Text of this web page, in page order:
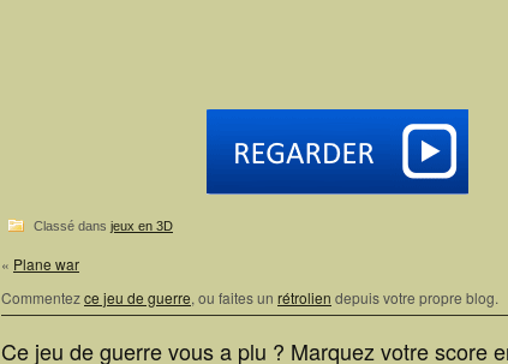
Classé dans jeux en 3D
« Plane war
Commentezce jeu de guerre, ou faites un rétrolien depuis votre propre blog.
Ce jeu de guerre vous a plu ? Marquez votre score